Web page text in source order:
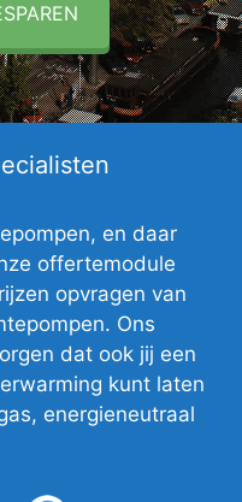
en daar
offertemodule
opvragen van
Ons
dat ook jij een
kunt laten
energieneutraal